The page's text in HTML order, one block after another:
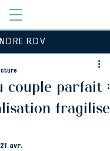
RDV
couple parfait :
fragilise
21 avr.